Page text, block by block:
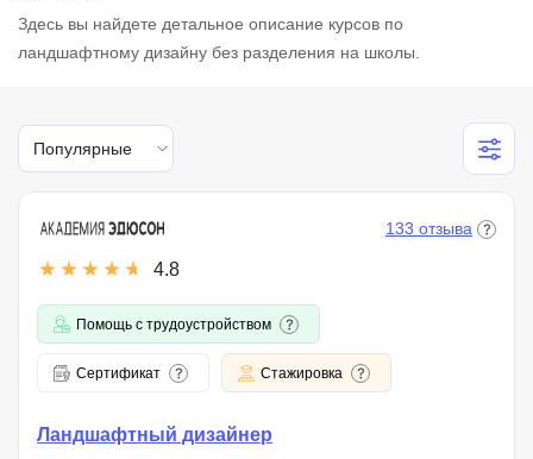
Здесь вы найдете детальное описание курсов по
ландшафтному дизайну без разделения на школы.
Популярные
4.8
133 отзыва
Помощь с трудоустройством
Сертификат Стажировка
Ландшафтный дизайнер